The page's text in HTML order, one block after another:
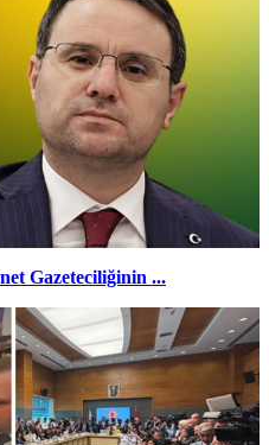
Gazeteciliğinin ...